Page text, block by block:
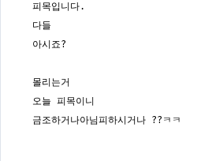
피목입니다.
다들
아시죠?
몰리는거
오늘 피목이니
금조하거나아님피하시거나 ??ㅋㅋ